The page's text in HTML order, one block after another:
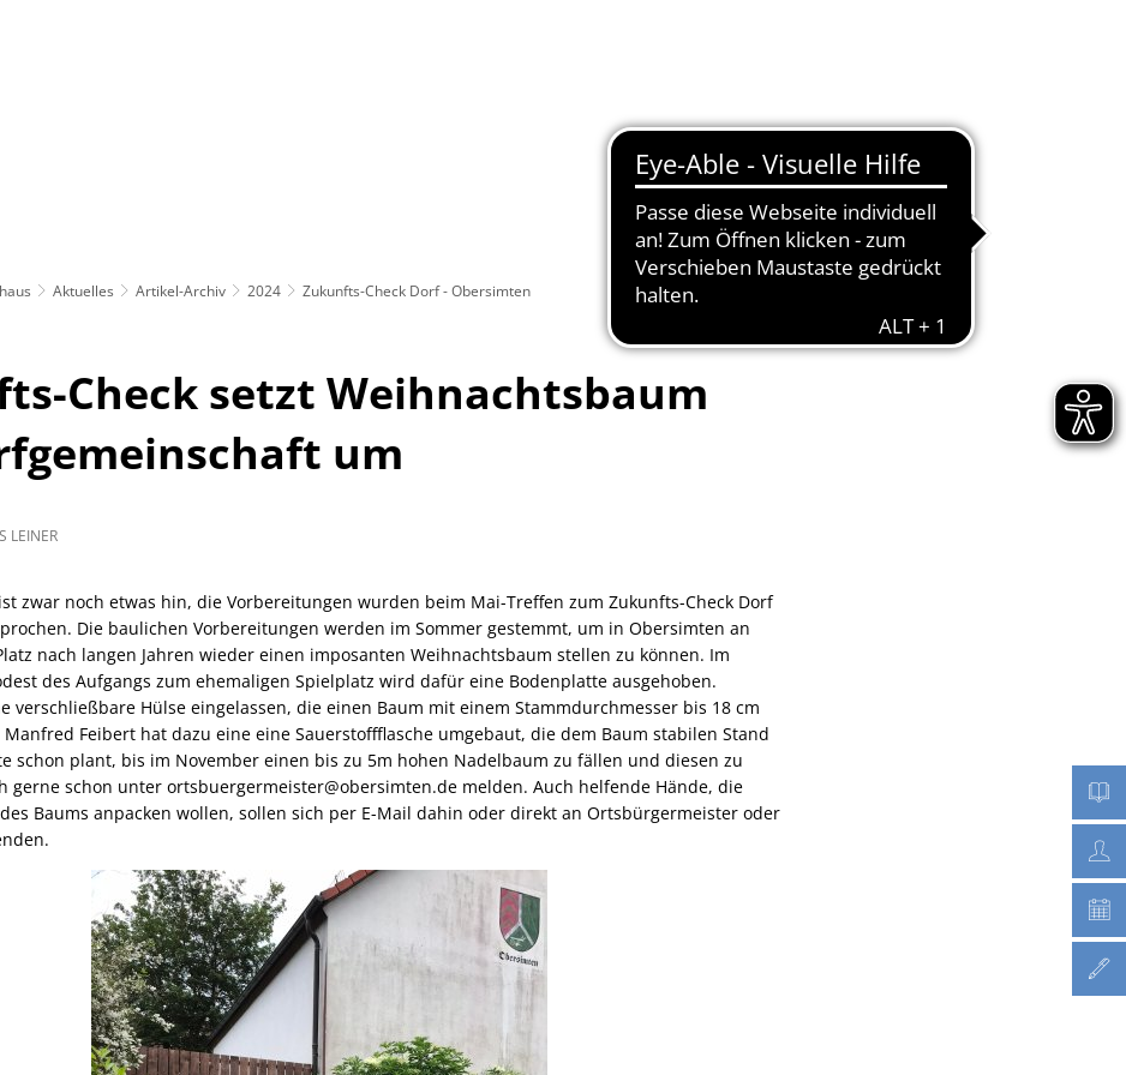
Kindertagesstätten
Aktuelles Artikel-Archiv 2024 Zukunfts-Check Dorf - Obersimten
Check setzt Weihnachtsbaum
um
LEINER
zwar noch etwas hin, die Vorbereitungen wurden beim Mai-Treffen zum Zukunfts-Check Dorf
Die baulichen Vorbereitungen werden im Sommer gestemmt, um in Obersimten an
nach langen Jahren wieder einen imposanten Weihnachtsbaum stellen zu können. Im
des Aufgangs zum ehemaligen Spielplatz wird dafür eine Bodenplatte ausgehoben.
verschließbare Hülse eingelassen, die einen Baum mit einem Stammdurchmesser bis 18 cm
Feibert hat dazu eine eine Sauerstoffflasche umgebaut, die dem Baum stabilen Stand
schon plant, bis im November einen bis zu 5m hohen Nadelbaum zu fällen und diesen zu
gerne schon unter ortsbuergermeister@obersimten.de melden. Auch helfende Hände, die
Baums anpacken wollen, sollen sich per E-Mail dahin oder direkt an Ortsbürgermeister oder